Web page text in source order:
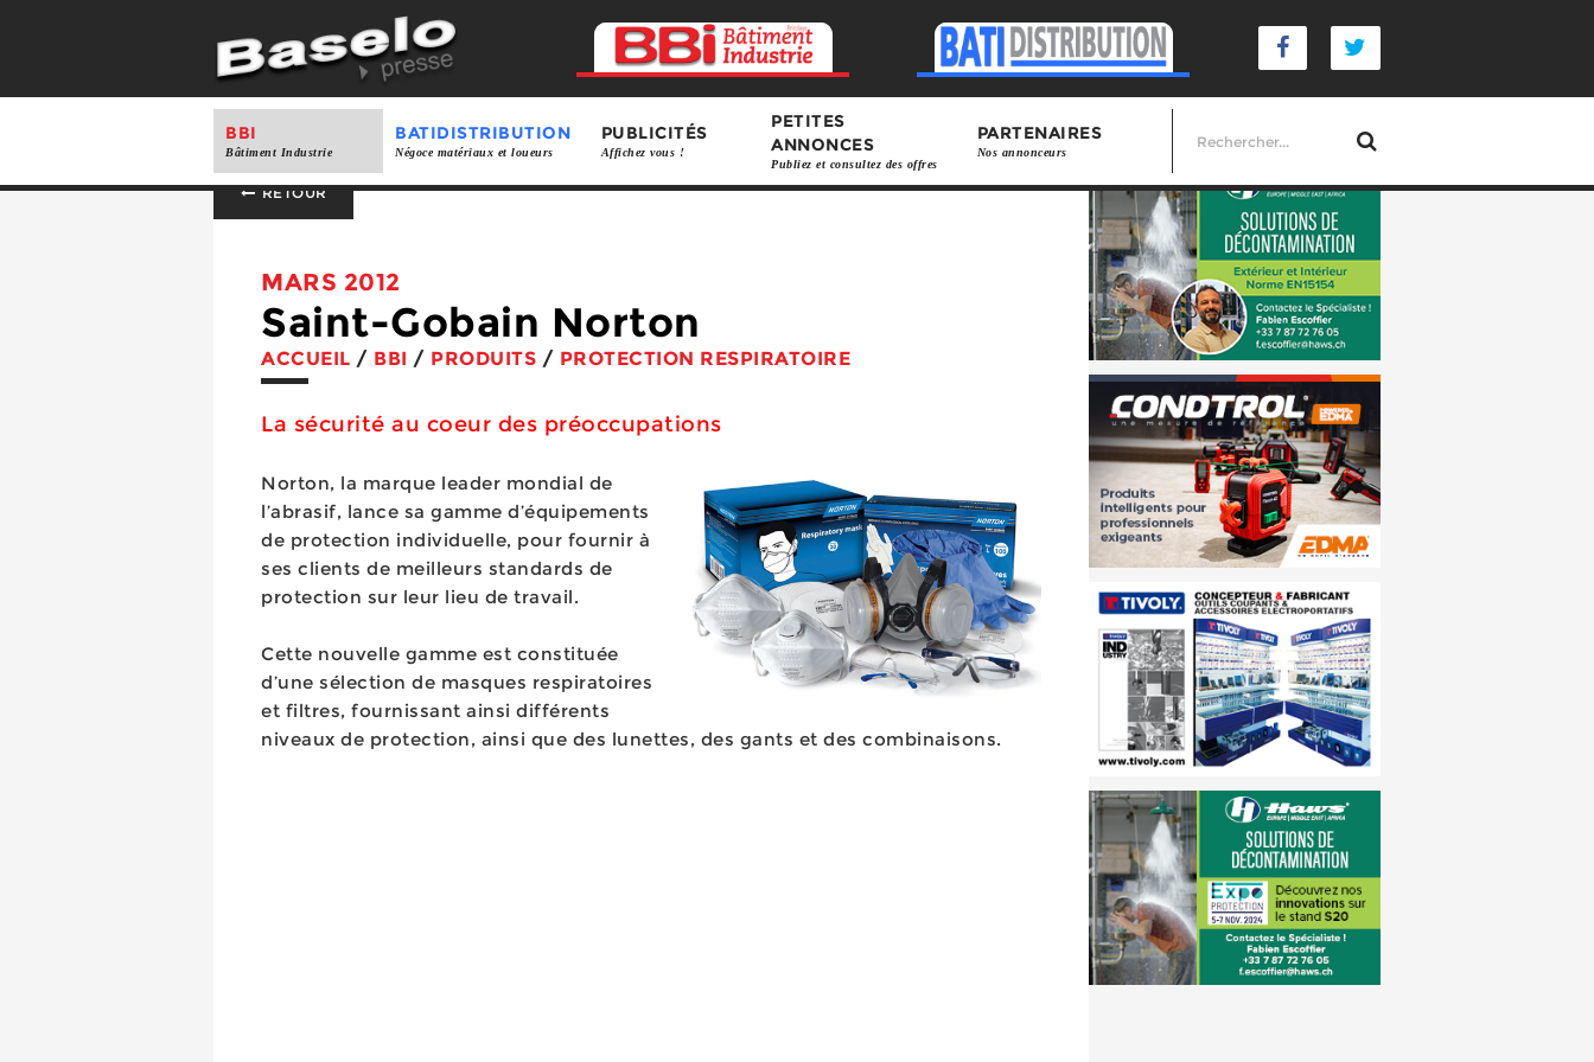
BBI
Bâtiment Industrie
BATIDISTRIBUTION
Négoce matériaux et loueurs
PUBLICITÉS
Affichez vous !
PETITES
ANNONCES
Publiez et consultez des offres
PARTENAIRES
Nos annonceurs
RETOUR
MARS 2012
Saint-Gobain Norton
ACCUEIL / BBI / PRODUITS / PROTECTION RESPIRATOIRE
La sécurité au coeur des préoccupations
Norton, la marque leader mondial de
l’abrasif, lance sa gamme d’équipements
de protection individuelle, pour fournir à
ses clients de meilleurs standards de
protection sur leur lieu de travail.
Cette nouvelle gamme est constituée
d’une sélection de masques respiratoires
et filtres, fournissant ainsi différents
niveaux de protection, ainsi que des lunettes, des gants et des combinaisons.